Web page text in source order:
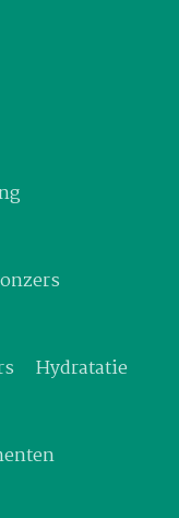
Hydratatie